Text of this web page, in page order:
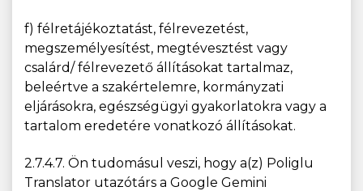
f) félretájékoztatást, félrevezetést,
megszemélyesítést, megtévesztést vagy
csalárd/ félrevezető állításokat tartalmaz,
beleértve a szakértelemre, kormányzati
eljárásokra, egészségügyi gyakorlatokra vagy a
tartalom eredetére vonatkozó állításokat.
2.7.4.7. Ön tudomásul veszi, hogy a(z) Poliglu
Translator utazótárs a Google Gemini